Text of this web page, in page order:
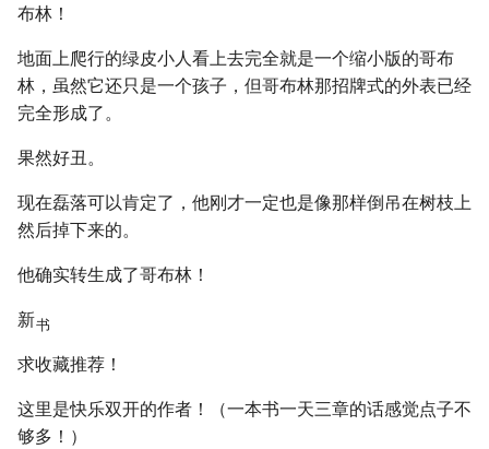
布林！
地面上爬行的绿皮小人看上去完全就是一个缩小版的哥布
林，虽然它还只是一个孩子，但哥布林那招牌式的外表已经
完全形成了。
果然好丑。
现在磊落可以肯定了，他刚才一定也是像那样倒吊在树枝上
然后掉下来的。
他确实转生成了哥布林！
新书
求收藏推荐！
这里是快乐双开的作者！（一本书一天三章的话感觉点子不
够多！）